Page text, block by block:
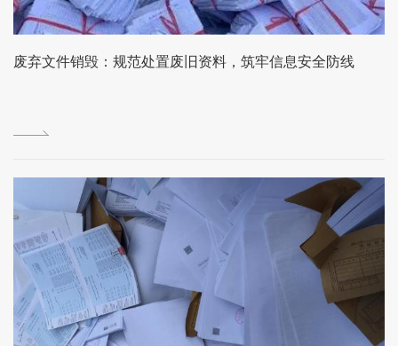
废弃文件销毁：规范处置废旧资料，筑牢信息安全防线